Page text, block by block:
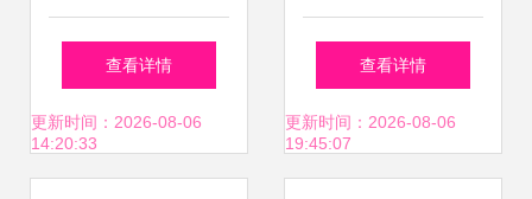
品品质到加盟店的
全面解析
查看详情
更新时间：2026-08-06
14:20:33
豆鞋 夏季鳄鱼纹懒
人鞋，打造驾驶与
查看详情
更新时间：2026-08-06
19:45:07